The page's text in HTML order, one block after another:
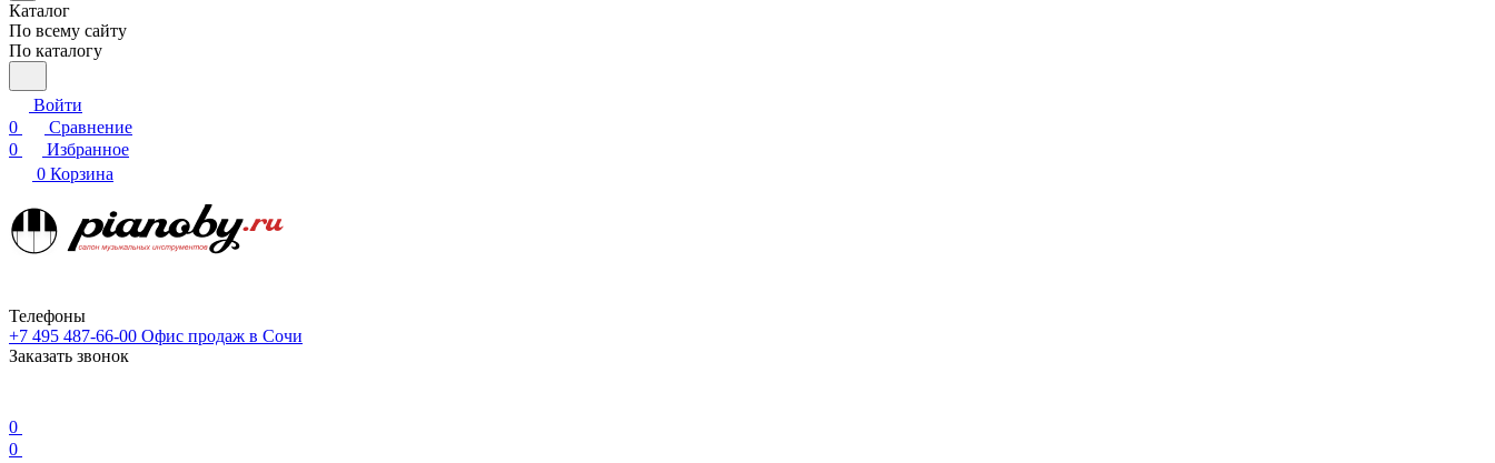
Каталог
По всему сайту
По каталогу
Войти
0
Сравнение
0
Избранное
0 Корзина
Телефоны
+7 495 487-66-00 Офис продаж в Сочи
Заказать звонок
0
0